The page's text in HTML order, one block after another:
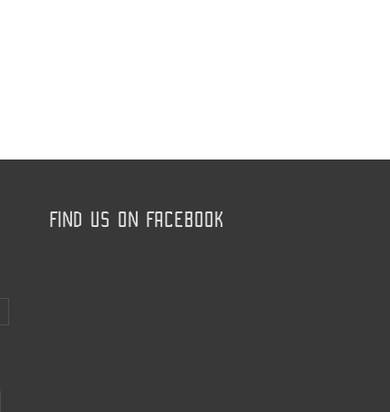
FIND US ON FACEBOOK